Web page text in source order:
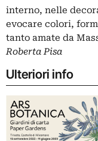
interno, nelle
evocare colori,
tanto amate da
Roberta Pisa
Ulteriori info